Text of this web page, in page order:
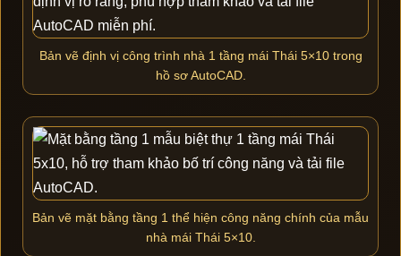
Bản vẽ định vị công trình nhà 1 tầng mái Thái 5×10 trong
hồ sơ AutoCAD.
Bản vẽ mặt bằng tầng 1 thể hiện công năng chính của mẫu
nhà mái Thái 5×10.